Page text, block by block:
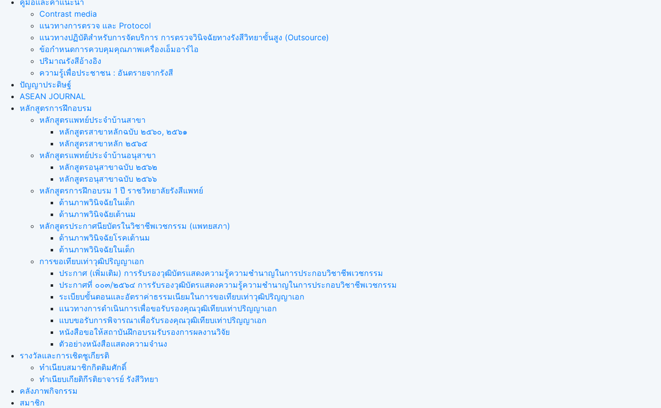
คู่มือและคำแนะนำ
Contrast media
แนวทางการตรวจ และ Protocol
แนวทางปฏิบัติสำหรับการจัดบริการ การตรวจวินิจฉัยทางรังสีวิทยาขั้นสูง (Outsource)
ข้อกำหนดการควบคุมคุณภาพเครื่องเอ็มอาร์ไอ
ปริมาณรังสีอ้างอิง
ความรู้เพื่อประชาชน : อันตรายจากรังสี
ปัญญาประดิษฐ์
ASEAN JOURNAL
หลักสูตรการฝึกอบรม
หลักสูตรแพทย์ประจำบ้านสาขา
หลักสูตรสาขาหลักฉบับ ๒๕๖๐, ๒๕๖๑
หลักสูตรสาขาหลัก ๒๕๖๕
หลักสูตรแพทย์ประจำบ้านอนุสาขา
หลักสูตรอนุสาขาฉบับ ๒๕๖๒
หลักสูตรอนุสาขาฉบับ ๒๕๖๖
หลักสูตรการฝึกอบรม 1 ปี ราชวิทยาลัยรังสีแพทย์
ด้านภาพวินิจฉัยในเด็ก
ด้านภาพวินิจฉัยเต้านม
หลักสูตรประกาศนียบัตรในวิชาชีพเวชกรรม (แพทยสภา)
ด้านภาพวินิจฉัยโรคเต้านม
ด้านภาพวินิจฉัยในเด็ก
การขอเทียบเท่า​วุฒิปริญญา​เอก
ประกาศ (เพิ่มเติม) การรับรองวุฒิบัตรแสดงความรู้ความชำนาญในการประกอบวิชาชีพเวชกรรม
ประกาศที่ ๐๐๓/๒๕๖๔ การรับรองวุฒิบัตรแสดงความรู้ความชำนาญในการประกอบวิชาชีพเวชกรรม
ระเบียบขั้นตอนและอัตราค่าธรรมเนียมในการขอเทียบเท่าวุฒิปริญญาเอก
แนวทางการดำเนินการเพื่อขอรับรองคุณวุฒิเทียบเท่าปริญญาเอก
แบบขอรับการพิจารณาเพื่อรับรองคุณวุฒิเทียบเท่าปริญญาเอก
หนังสือขอให้สถาบันฝึกอบรมรับรองการผลงานวิจัย
ตัวอย่างหนังสือแสดงความจำนง
รางวัลและการเชิดชูเกียรติ
ทำเนียบสมาชิกกิตติมศักดิ์
ทำเนียบเกียติกีรติยาจารย์ รังสีวิทยา
คลังภาพกิจกรรม
สมาชิก